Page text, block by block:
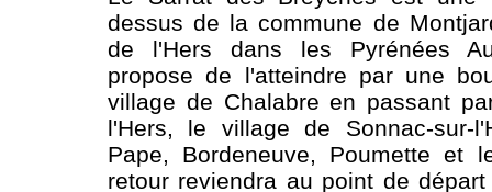
dessus de la commune de
de l'Hers dans les Pyrénées
propose de l'atteindre par une
village de Chalabre en passant
l'Hers, le village de Sonnac-sur-
Pape, Bordeneuve, Poumette et
retour reviendra au point de